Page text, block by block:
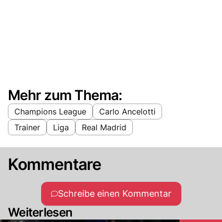
Mehr zum Thema:
Champions League
Carlo Ancelotti
Trainer
Liga Real Madrid
Kommentare
Schreibe einen Kommentar
Weiterlesen